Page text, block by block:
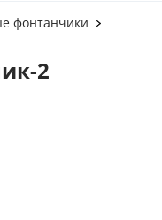
фонтанчики
2